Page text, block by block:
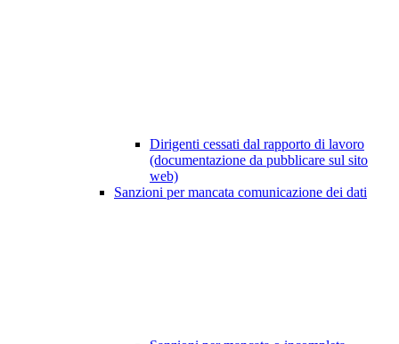
Dirigenti cessati dal rapporto di lavoro
(documentazione da pubblicare sul sito
web)
Sanzioni per mancata comunicazione dei dati